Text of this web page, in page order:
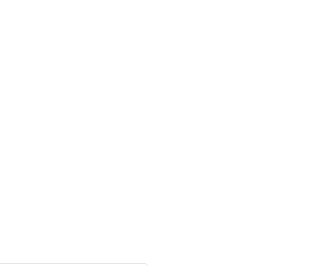
СПА и тренажерная комната.
гостей: роскошный турецкий хаммам, сауны,
над уровнем моря. К услугам гостей: комплекс
К услугам гостей: тренажерный зал, крытый